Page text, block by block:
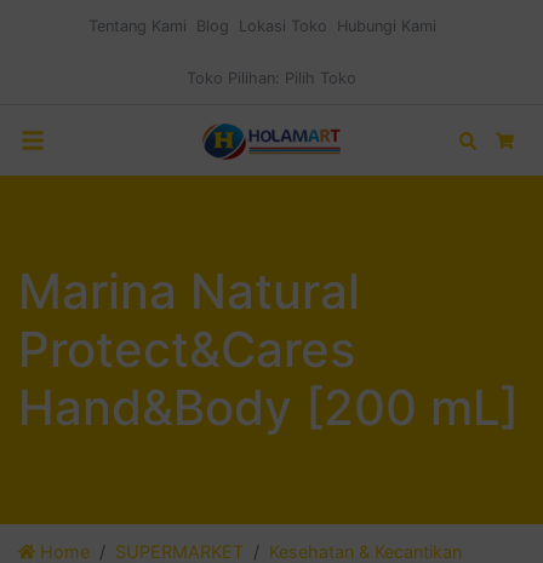
Tentang Kami Blog Lokasi Toko Hubungi Kami
Toko Pilihan: Pilih Toko
Search
Marina Natural
Protect&Cares
Hand&Body [200 mL]
Home SUPERMARKET
Kesehatan & Kecantikan